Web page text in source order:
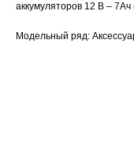
аккумуляторов 12 В – 7Ач
Модельный ряд: